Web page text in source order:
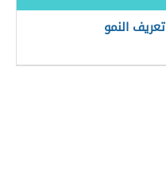
تعريف النمو